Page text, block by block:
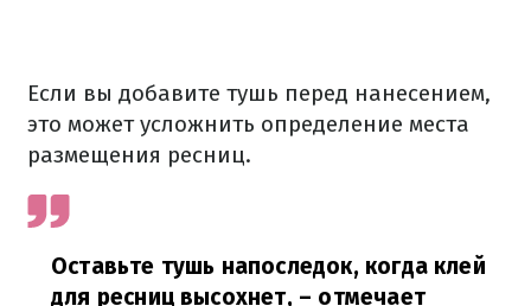
Если вы добавите тушь перед нанесением,
это может усложнить определение места
размещения ресниц.
Оставьте тушь напоследок, когда клей
для ресниц высохнет, – отмечает